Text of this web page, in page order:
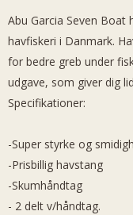
Abu Garcia Seven
havfiskeri i Danmark.
for bedre greb under
udgave, som giver dig
Specifikationer:
-Super styrke og
-Prisbillig havstang
-Skumhåndtag
- 2 delt v/håndtag.